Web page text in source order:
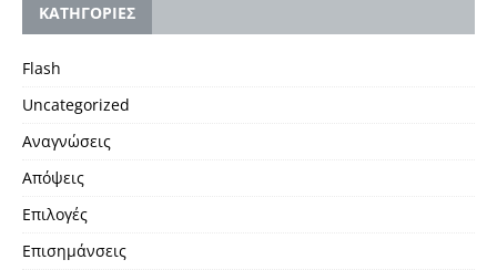
KΑΤΗΓΟΡΙΕΣ
Flash
Uncategorized
Αναγνώσεις
Απόψεις
Επιλογές
Επισημάνσεις